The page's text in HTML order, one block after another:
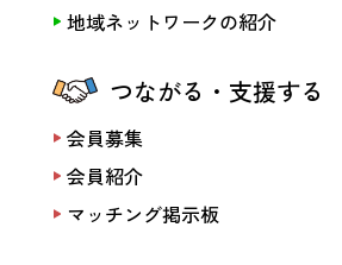
地域ネットワークの紹介
つながる・支援する
会員募集
会員紹介
マッチング掲示板